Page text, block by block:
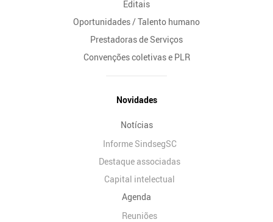
Editais
Oportunidades / Talento humano
Prestadoras de Serviços
Convenções coletivas e PLR
Novidades
Notícias
Informe SindsegSC
Destaque associadas
Capital intelectual
Agenda
Reuniões